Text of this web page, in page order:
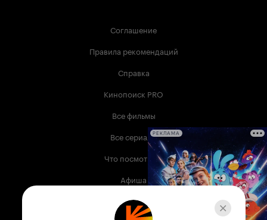
Соглашение
Правила рекомендаций
Справка
Кинопоиск PRO
Все фильмы
Все сериалы
Что посмотреть
Афиша
Музыка
РЕКЛАМА